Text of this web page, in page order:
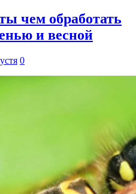
чем обработать
и весной
0